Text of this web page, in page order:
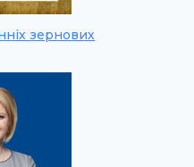
зернових